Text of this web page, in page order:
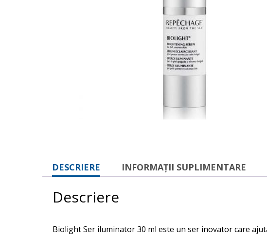
DESCRIERE INFORMAȚII SUPLIMENTARE
Descriere
Biolight Ser iluminator 30 ml este un ser inovator care